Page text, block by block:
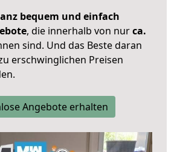
bequem und einfach
, die innerhalb von nurca.
sind. Und das Beste daran
erschwinglichen Preisen
Angebote erhalten